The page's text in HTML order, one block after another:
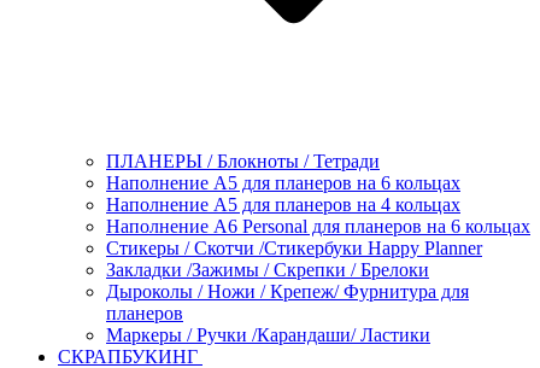
ПЛАНЕРЫ / Блокноты / Тетради
Наполнение А5 для планеров на 6 кольцах
Наполнение А5 для планеров на 4 кольцах
Наполнение А6 Personal для планеров на 6 кольцах
Стикеры / Скотчи /Стикербуки Happy Planner
Закладки /Зажимы / Скрепки / Брелоки
Дыроколы / Ножи / Крепеж/ Фурнитура для
планеров
Маркеры / Ручки /Карандаши/ Ластики
СКРАПБУКИНГ